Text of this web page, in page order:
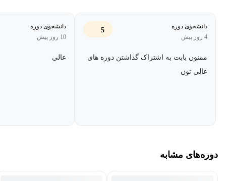
دانشجوی دوره
4 روز پیش
5
ممنون بابت به اشتراک گذاشتن دوره های
عالی تون
دانشجوی دوره
10 روز پیش
عالی
دوره‌های مشابه